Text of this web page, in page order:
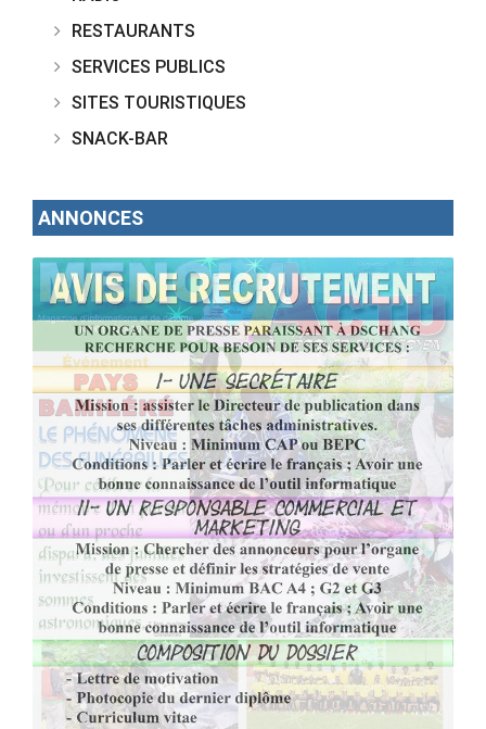
RESTAURANTS
SERVICES PUBLICS
SITES TOURISTIQUES
SNACK-BAR
ANNONCES